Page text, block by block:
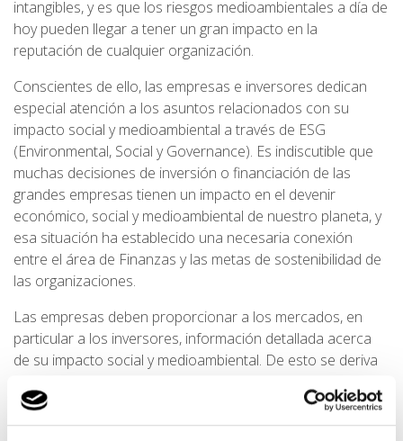
intangibles, y es que los riesgos medioambientales a día de
hoy pueden llegar a tener un gran impacto en la
reputación de cualquier organización.
Conscientes de ello, las empresas e inversores dedican
especial atención a los asuntos relacionados con su
impacto social y medioambiental a través de ESG
(Environmental, Social y Governance). Es indiscutible que
muchas decisiones de inversión o financiación de las
grandes empresas tienen un impacto en el devenir
económico, social y medioambiental de nuestro planeta, y
esa situación ha establecido una necesaria conexión
entre el área de Finanzas y las metas de sostenibilidad de
las organizaciones.
Las empresas deben proporcionar a los mercados, en
particular a los inversores, información detallada acerca
de su impacto social y medioambiental. De esto se deriva
empresas a: